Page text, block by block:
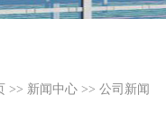
>> 新闻中心 >> 公司新闻